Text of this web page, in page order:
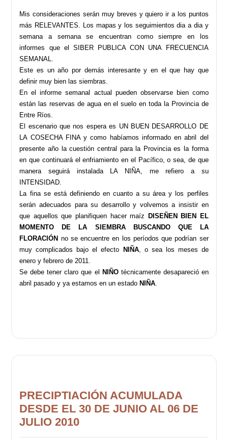
Mis consideraciones serán muy breves y quiero ir a los puntos
más RELEVANTES. Los mapas y los seguimientos dia a dia y
semana a semana se encuentran como siempre en los
informes que el SIBER PUBLICA CON UNA FRECUENCIA
SEMANAL.
Este es un año por demás interesante y en el que hay que
definir muy bien las siembras.
En el informe semanal actual pueden observarse bien como
están las reservas de agua en el suelo en toda la Provincia de
Entre Ríos.
El escenario que nos espera es UN BUEN DESARROLLO DE
LA COSECHA FINA y como habíamos informado en abril del
presente año la cuestión central para la Provincia es la forma
en que continuará el enfriamiento en el Pacífico, o sea, de que
manera seguirá instalada LA NIÑA, me refiero a su
INTENSIDAD.
La fina se está definiendo en cuanto a su área y los perfiles
serán adecuados para su desarrollo y volvemos a insistir en
que aquellos que planifiquen hacer maíz
DISEÑEN BIEN EL
MOMENTO DE LA SIEMBRA BUSCANDO QUE LA
FLORACIÓN no se encuentre en los períodos que podrían ser
muy complicados bajo el efecto
NIÑA, o sea los meses de
enero y febrero de 2011.
Se debe tener claro que el
NIÑOtécnicamente desapareció en
abril pasado y ya estamos en un estado NIÑA.
PRECIPTIACIÓN ACUMULADA
DESDE EL 30 DE JUNIO AL 06 DE
JULIO 2010